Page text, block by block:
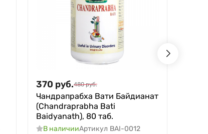
370 руб.480 руб.
Чандрапрабха Вати Байдианат
(Chandraprabha Bati
Baidyanath), 80 таб.
В наличииАртикул BAI-0012